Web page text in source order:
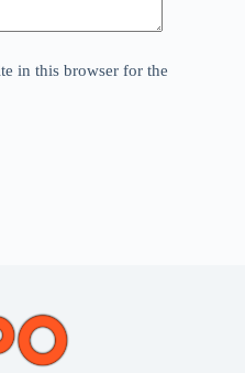
in this browser for the